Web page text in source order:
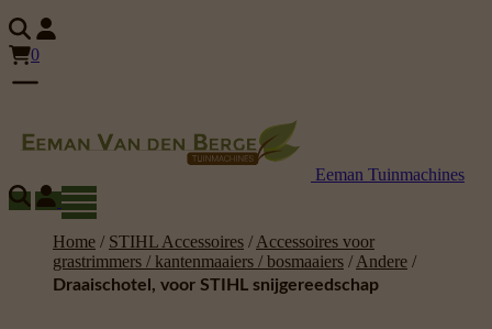
0
Eeman Tuinmachines
Home / STIHL Accessoires / Accessoires voor
grastrimmers / kantenmaaiers / bosmaaiers / Andere /
Draaischotel, voor STIHL snijgereedschap